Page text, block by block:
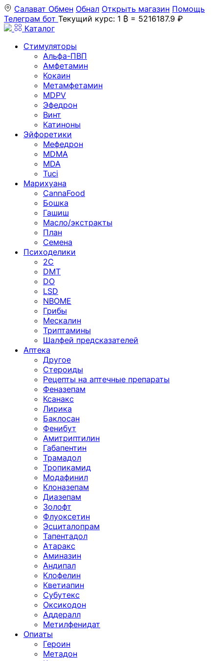
Салават Обмен Обнал Открыть магазин Помощь
Телеграм бот Текущий курс: 1 ₿ = 5216187.9 ₽
Каталог
Стимуляторы
Альфа-ПВП
Амфетамин
Кокаин
Метамфетамин
MDPV
Эфедрон
Винт
Катиноны
Эйфоретики
Мефедрон
MDMA
MDA
Tuci
Марихуана
CannaFood
Бошка
Гашиш
Масло/экстракты
План
Семена
Психоделики
2C
DMT
DO
LSD
NBOME
Грибы
Мескалин
Триптамины
Шалфей предсказателей
Аптека
Другое
Стероиды
Рецепты на аптечные препараты
Феназепам
Ксанакс
Лирика
Баклосан
Фенибут
Амитриптилин
Габапентин
Трамадол
Тропикамид
Модафинил
Клоназепам
Диазепам
Золофт
Флуоксетин
Эсциталопрам
Тапентадол
Атаракс
Аминазин
Андипал
Клофелин
Кветиапин
Субутекс
Оксикодон
Аддералл
Метилфенидат
Опиаты
Героин
Метадон